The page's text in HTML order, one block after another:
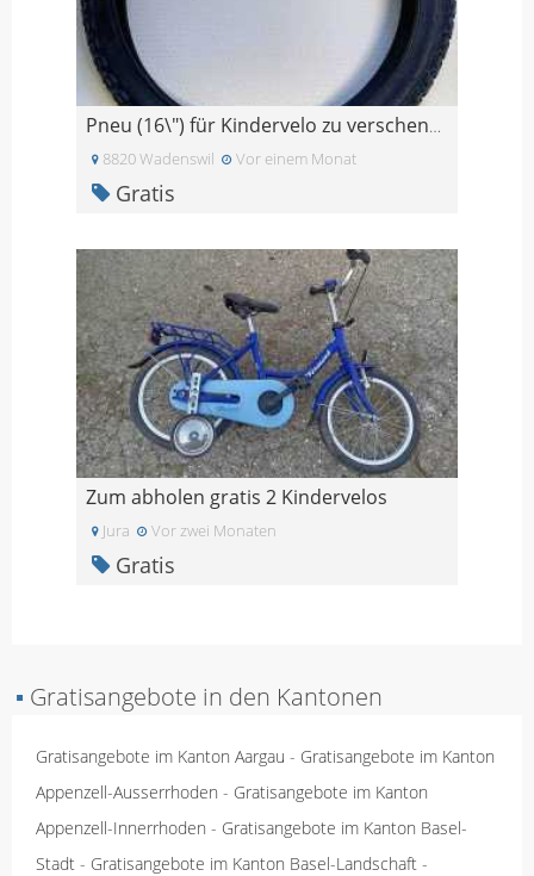
Pneu (16\") für Kindervelo zu verschenken
8820 Wadenswil Vor einem Monat
Gratis
Zum abholen gratis 2 Kindervelos
Jura Vor zwei Monaten
Gratis
▪ Gratisangebote in den Kantonen
Gratisangebote im Kanton Aargau - Gratisangebote im Kanton
Appenzell-Ausserrhoden - Gratisangebote im Kanton
Appenzell-Innerrhoden - Gratisangebote im Kanton Basel-
Stadt - Gratisangebote im Kanton Basel-Landschaft -